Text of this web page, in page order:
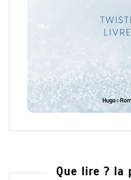
Que lire ? la